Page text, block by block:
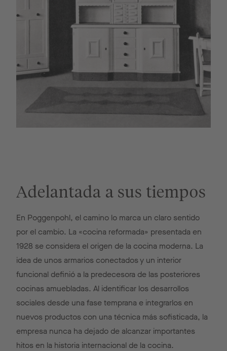
Adelantada a sus tiempos
En Poggenpohl, el camino lo marca un claro sentido
por el cambio. La «cocina reformada» presentada en
1928 se considera el origen de la cocina moderna. La
idea de unos armarios conectados y un interior
funcional definió a la predecesora de las posteriores
cocinas amuebladas. Al identificar los desarrollos
sociales desde una fase temprana e integrarlos en
nuevos productos con una técnica más sofisticada, la
empresa nunca ha dejado de alcanzar importantes
hitos en la historia internacional de la cocina.